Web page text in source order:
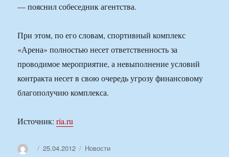
— пояснил собеседник агентства.
При этом, по его словам, спортивный комплекс
«Арена» полностью несет ответственность за
проводимое мероприятие, а невыполнение условий
контракта несет в свою очередь угрозу финансовому
благополучию комплекса.
Источник:ria.ru
АвторОпубликовано
25.04.2012 Рубрики
Новости